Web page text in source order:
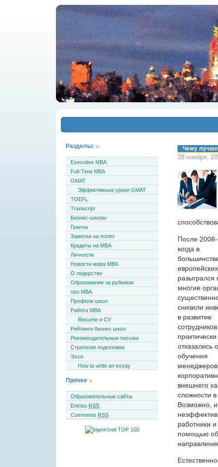
Чему лучше
28 ноября,
После 2008-
когда в
разыгрался
многие
снизили
в развитие
практически
отказались
обучения
менеджеров
внешнего
сложности
Возможно,
работники
помощью
Разделы:
Executive MBA
Full-Time MBA
GMAT
Эффективные уроки GMAT
TOEFL
Transcript
Бизнес-школы
Гранты
Заметки на полях
Кредиты на MBA
Личности
Новости мира MBA
О лидерстве
Образование за рубежом
про MBA
Профили школ
Работа MBA
Resume и CV
Рейтинги бизнес школ
Рекомендательные письма
Стратегия подготовки
Эссе
How to write an essay
Прочее
Образовательные сайты
Entries RSS
Comments RSS